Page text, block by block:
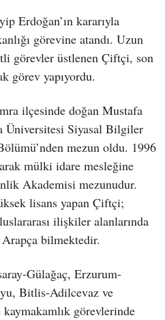
Erdoğan’ın kararıyla
görevine atandı. Uzun
görevler üstlenen Çiftçi, son
görev yapıyordu.
ilçesinde doğan Mustafa
Üniversitesi Siyasal Bilgiler
mezun oldu. 1996
mülki idare mesleğine
Akademisi mezunudur.
lisans yapan Çiftçi;
ilişkiler alanlarında
bilmektedir.
Gülağaç, Erzurum-
Bitlis-Adilcevaz ve
görevlerinde